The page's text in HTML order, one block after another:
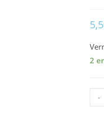
2
de
-